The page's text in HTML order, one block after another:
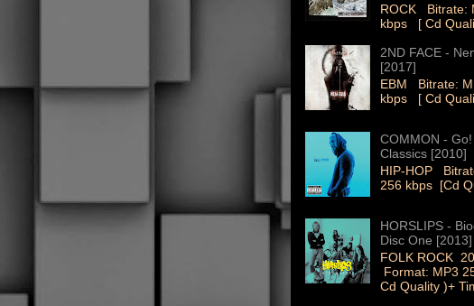
ROCK Bitrate:
kbps [ Cd
2ND FACE -
[2017]
EBM Bitrate:
kbps [ Cd
COMMON -
Classics [2010]
HIP-HOP
256 kbps [Cd
HORSLIPS -
Disc One [2013]
FOLK ROCK
Format: MP3
Cd Quality )+